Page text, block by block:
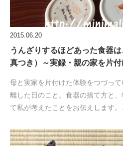
2015.06.20
うんざりするほどあった食器
真つき）～実録・親の家を片
母と実家を片付けた体験をつづっ
離した日のこと。食器の捨て方と
て私が考えたことをお伝えします。